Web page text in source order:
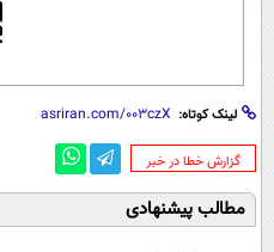
لینک کوتاه:
‌گزارش خطا در خبر
مطالب پیشنهادی